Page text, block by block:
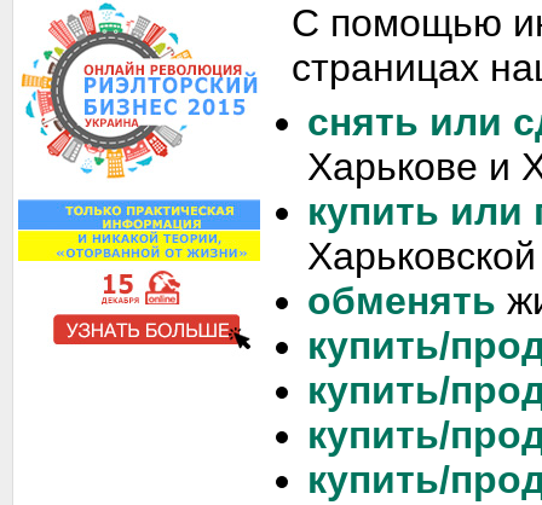
С помощью
страницах
снять или
Харькове и
купить или
обменять
купить/
купить/
купить/
купить/